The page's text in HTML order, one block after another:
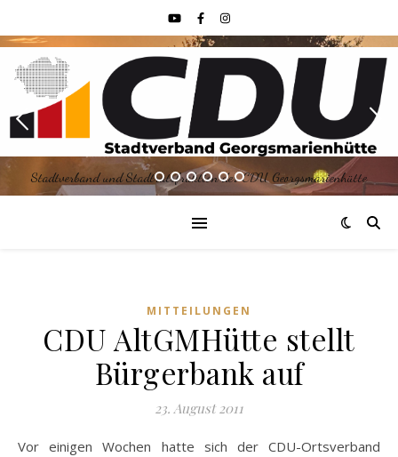
Stadtverband und Stadtratsfraktion der CDU Georgsmarienhütte
MITTEILUNGEN
CDU AltGMHütte stellt
Bürgerbank auf
23. August 2011
Vor einigen Wochen hatte sich der CDU-Ortsverband